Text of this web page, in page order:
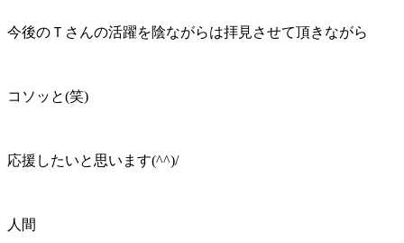
今後のＴさんの活躍を陰ながらは拝見させて頂きながら
コソッと(笑)
応援したいと思います(^^)/
人間